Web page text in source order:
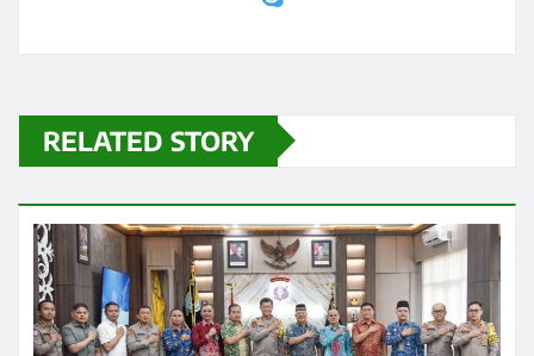
RELATED STORY